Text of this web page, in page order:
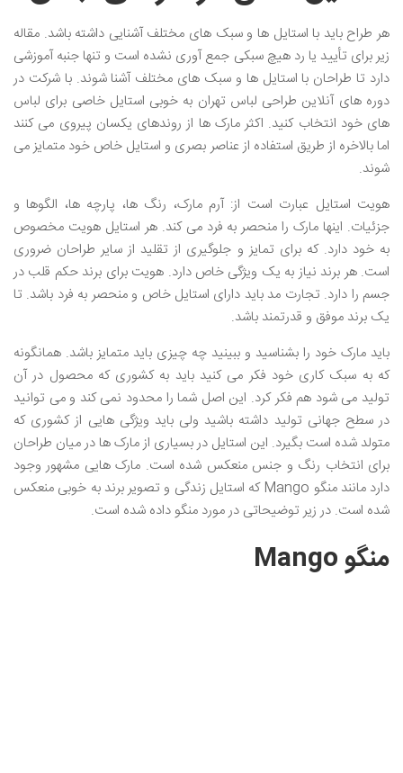
هر طراح باید با استایل ها و سبک های مختلف آشنایی داشته باشد. مقاله
زیر برای تأیید یا رد هیچ سبکی جمع آوری نشده است و تنها جنبه آموزشی
دارد تا طراحان با استایل ها و سبک های مختلف آشنا شوند. با شرکت در
دوره های آنلاین طراحی لباس تهران به خوبی استایل خاصی برای لباس
های خود انتخاب کنید. اکثر مارک ها از روندهای یکسان پیروی می کنند
اما بالاخره از طریق استفاده از عناصر بصری و استایل خاص خود متمایز می
شوند.
هویت استایل عبارت است از: آرم مارک، رنگ ها، پارچه ها، الگوها و
جزئیات. اینها مارک را منحصر به فرد می کند. هر استایل هویت مخصوص
به خود دارد. که برای تمایز و جلوگیری از تقلید از سایر طراحان ضروری
است. هر برند نیاز به یک ویژگی خاص دارد. هویت برای برند حکم قلب در
جسم را دارد. تجارت مد باید دارای استایل خاص و منحصر به فرد باشد. تا
یک برند موفق و قدرتمند باشد.
باید مارک خود را بشناسید و ببینید چه چیزی باید متمایز باشد. همانگونه
که به سبک کاری خود فکر می کنید باید به کشوری که محصول در آن
تولید می شود هم فکر کرد. این اصل شما را محدود نمی کند و می توانید
در سطح جهانی تولید داشته باشید ولی باید ویژگی هایی از کشوری که
متولد شده است بگیرد. این استایل در بسیاری از مارک ها در میان طراحان
برای انتخاب رنگ و جنس منعکس شده است. مارک هایی مشهور وجود
دارد مانند منگو Mango که استایل زندگی و تصویر برند به خوبی منعکس
شده است. در زیر توضیحاتی در مورد منگو داده شده است.
منگو Mango